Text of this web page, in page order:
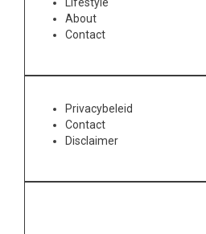
Lifestyle
About
Contact
Privacybeleid
Contact
Disclaimer